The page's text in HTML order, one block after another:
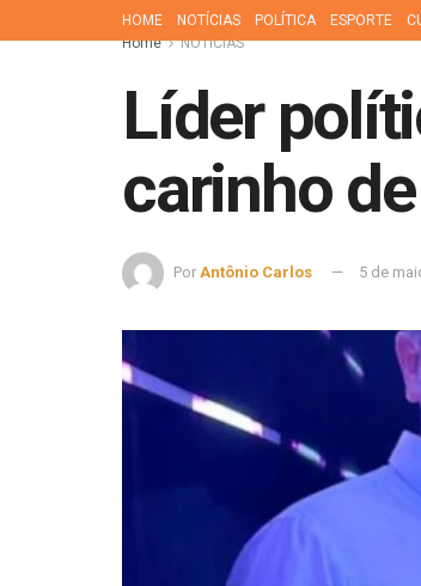
HOME NOTÍCIAS POLÍTICA ESPORTE
Home
NOTÍCIAS
Líder
carinho
Por Antônio Carlos 5 de